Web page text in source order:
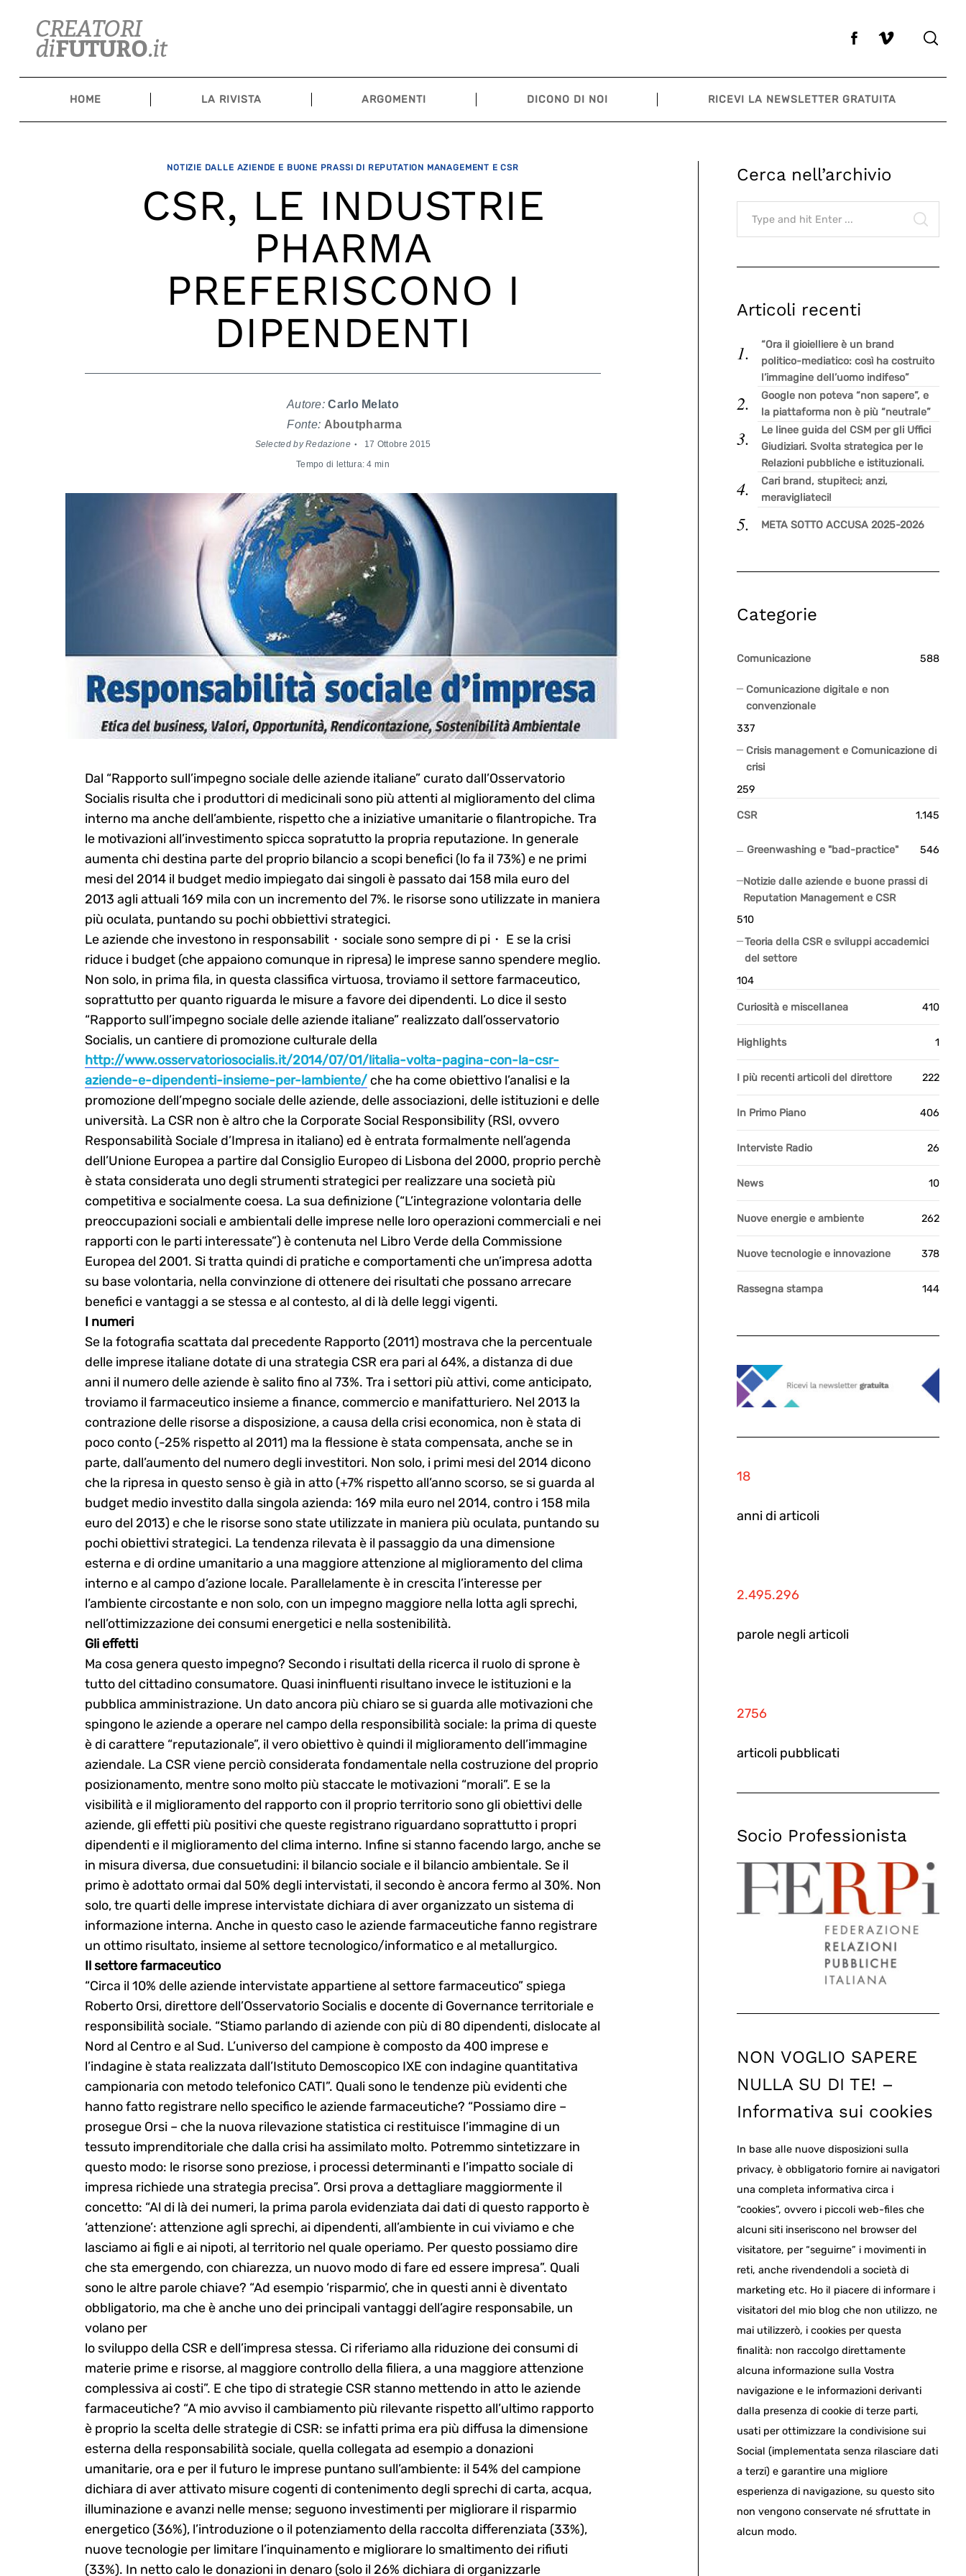
content
HOME LA RIVISTA ARGOMENTI DICONO DI NOI RICEVI LA NEWSLETTER GRATUITA
NOTIZIE DALLE AZIENDE E BUONE PRASSI DI REPUTATION MANAGEMENT E CSR
CSR, LE INDUSTRIE
PHARMA
PREFERISCONO I
DIPENDENTI
Autore: Carlo Melato
Fonte: Aboutpharma
Selected by Redazione 17 Ottobre 2015
Tempo di lettura: 4 min
Dal “Rapporto sull’impegno sociale delle aziende italiane” curato dall’Osservatorio
Socialis risulta che i produttori di medicinali sono più attenti al miglioramento del clima
interno ma anche dell’ambiente, rispetto che a iniziative umanitarie o filantropiche. Tra
le motivazioni all’investimento spicca sopratutto la propria reputazione. In generale
aumenta chi destina parte del proprio bilancio a scopi benefici (lo fa il 73%) e ne primi
mesi del 2014 il budget medio impiegato dai singoli è passato dai 158 mila euro del
2013 agli attuali 169 mila con un incremento del 7%. le risorse sono utilizzate in maniera
più oculata, puntando su pochi obbiettivi strategici.
Le aziende che investono in responsabilit・sociale sono sempre di pi・ E se la crisi
riduce i budget (che appaiono comunque in ripresa) le imprese sanno spendere meglio.
Non solo, in prima fila, in questa classifica virtuosa, troviamo il settore farmaceutico,
soprattutto per quanto riguarda le misure a favore dei dipendenti. Lo dice il sesto
“Rapporto sull’impegno sociale delle aziende italiane” realizzato dall’osservatorio
Socialis, un cantiere di promozione culturale della
http://www.osservatoriosocialis.it/2014/07/01/litalia-volta-pagina-con-la-csr-
aziende-e-dipendenti-insieme-per-lambiente/che ha come obiettivo l’analisi e la
promozione dell’mpegno sociale delle aziende, delle associazioni, delle istituzioni e delle
università. La CSR non è altro che la Corporate Social Responsibility (RSI, ovvero
Responsabilità Sociale d’Impresa in italiano) ed è entrata formalmente nell’agenda
dell’Unione Europea a partire dal Consiglio Europeo di Lisbona del 2000, proprio perchè
è stata considerata uno degli strumenti strategici per realizzare una società più
competitiva e socialmente coesa. La sua definizione (“L’integrazione volontaria delle
preoccupazioni sociali e ambientali delle imprese nelle loro operazioni commerciali e nei
rapporti con le parti interessate”) è contenuta nel Libro Verde della Commissione
Europea del 2001. Si tratta quindi di pratiche e comportamenti che un’impresa adotta
su base volontaria, nella convinzione di ottenere dei risultati che possano arrecare
benefici e vantaggi a se stessa e al contesto, al di là delle leggi vigenti.
I numeri
Se la fotografia scattata dal precedente Rapporto (2011) mostrava che la percentuale
delle imprese italiane dotate di una strategia CSR era pari al 64%, a distanza di due
anni il numero delle aziende è salito fino al 73%. Tra i settori più attivi, come anticipato,
troviamo il farmaceutico insieme a finance, commercio e manifatturiero. Nel 2013 la
contrazione delle risorse a disposizione, a causa della crisi economica, non è stata di
poco conto (-25% rispetto al 2011) ma la flessione è stata compensata, anche se in
parte, dall’aumento del numero degli investitori. Non solo, i primi mesi del 2014 dicono
che la ripresa in questo senso è già in atto (+7% rispetto all’anno scorso, se si guarda al
budget medio investito dalla singola azienda: 169 mila euro nel 2014, contro i 158 mila
euro del 2013) e che le risorse sono state utilizzate in maniera più oculata, puntando su
pochi obiettivi strategici. La tendenza rilevata è il passaggio da una dimensione
esterna e di ordine umanitario a una maggiore attenzione al miglioramento del clima
interno e al campo d’azione locale. Parallelamente è in crescita l’interesse per
l’ambiente circostante e non solo, con un impegno maggiore nella lotta agli sprechi,
nell’ottimizzazione dei consumi energetici e nella sostenibilità.
Gli effetti
Ma cosa genera questo impegno? Secondo i risultati della ricerca il ruolo di sprone è
tutto del cittadino consumatore. Quasi ininfluenti risultano invece le istituzioni e la
pubblica amministrazione. Un dato ancora più chiaro se si guarda alle motivazioni che
spingono le aziende a operare nel campo della responsibilità sociale: la prima di queste
è di carattere “reputazionale”, il vero obiettivo è quindi il miglioramento dell’immagine
aziendale. La CSR viene perciò considerata fondamentale nella costruzione del proprio
posizionamento, mentre sono molto più staccate le motivazioni “morali”. E se la
visibilità e il miglioramento del rapporto con il proprio territorio sono gli obiettivi delle
aziende, gli effetti più positivi che queste registrano riguardano soprattutto i propri
dipendenti e il miglioramento del clima interno. Infine si stanno facendo largo, anche se
in misura diversa, due consuetudini: il bilancio sociale e il bilancio ambientale. Se il
primo è adottato ormai dal 50% degli intervistati, il secondo è ancora fermo al 30%. Non
solo, tre quarti delle imprese intervistate dichiara di aver organizzato un sistema di
informazione interna. Anche in questo caso le aziende farmaceutiche fanno registrare
un ottimo risultato, insieme al settore tecnologico/informatico e al metallurgico.
Il settore farmaceutico
“Circa il 10% delle aziende intervistate appartiene al settore farmaceutico” spiega
Roberto Orsi, direttore dell’Osservatorio Socialis e docente di Governance territoriale e
responsibilità sociale. “Stiamo parlando di aziende con più di 80 dipendenti, dislocate al
Nord al Centro e al Sud. L’universo del campione è composto da 400 imprese e
l’indagine è stata realizzata dall’Istituto Demoscopico IXE con indagine quantitativa
campionaria con metodo telefonico CATI”. Quali sono le tendenze più evidenti che
hanno fatto registrare nello specifico le aziende farmaceutiche? “Possiamo dire –
prosegue Orsi – che la nuova rilevazione statistica ci restituisce l’immagine di un
tessuto imprenditoriale che dalla crisi ha assimilato molto. Potremmo sintetizzare in
questo modo: le risorse sono preziose, i processi determinanti e l’impatto sociale di
impresa richiede una strategia precisa”. Orsi prova a dettagliare maggiormente il
concetto: “Al di là dei numeri, la prima parola evidenziata dai dati di questo rapporto è
‘attenzione’: attenzione agli sprechi, ai dipendenti, all’ambiente in cui viviamo e che
lasciamo ai figli e ai nipoti, al territorio nel quale operiamo. Per questo possiamo dire
che sta emergendo, con chiarezza, un nuovo modo di fare ed essere impresa”. Quali
sono le altre parole chiave? “Ad esempio ‘risparmio’, che in questi anni è diventato
obbligatorio, ma che è anche uno dei principali vantaggi dell’agire responsabile, un
volano per
lo sviluppo della CSR e dell’impresa stessa. Ci riferiamo alla riduzione dei consumi di
materie prime e risorse, al maggiore controllo della filiera, a una maggiore attenzione
complessiva ai costi”. E che tipo di strategie CSR stanno mettendo in atto le aziende
farmaceutiche? “A mio avviso il cambiamento più rilevante rispetto all’ultimo rapporto
è proprio la scelta delle strategie di CSR: se infatti prima era più diffusa la dimensione
esterna della responsabilità sociale, quella collegata ad esempio a donazioni
umanitarie, ora e per il futuro le imprese puntano sull’ambiente: il 54% del campione
dichiara di aver attivato misure cogenti di contenimento degli sprechi di carta, acqua,
illuminazione e avanzi nelle mense; seguono investimenti per migliorare il risparmio
energetico (36%), l’introduzione o il potenziamento della raccolta differenziata (33%),
nuove tecnologie per limitare l’inquinamento e migliorare lo smaltimento dei rifiuti
(33%). In netto calo le donazioni in denaro (solo il 26% dichiara di organizzarle
Cerca nell’archivio
Search
for:
Articoli recenti
“Ora il gioielliere è un brand
politico-mediatico: così ha costruito
l’immagine dell’uomo indifeso”
Google non poteva “non sapere”, e
la piattaforma non è più “neutrale”
Le linee guida del CSM per gli Uffici
Giudiziari. Svolta strategica per le
Relazioni pubbliche e istituzionali.
Cari brand, stupiteci; anzi,
meravigliateci!
META SOTTO ACCUSA 2025-2026
Categorie
Comunicazione 588
Comunicazione digitale e non
convenzionale
337
Crisis management e Comunicazione di
crisi
259
CSR 1.145
Greenwashing e "bad-practice" 546
Notizie dalle aziende e buone prassi di
Reputation Management e CSR
510
Teoria della CSR e sviluppi accademici
del settore
104
Curiosità e miscellanea 410
Highlights 1
I più recenti articoli del direttore 222
In Primo Piano 406
Interviste Radio 26
News 10
Nuove energie e ambiente 262
Nuove tecnologie e innovazione 378
Rassegna stampa 144
18
anni di articoli
2.495.296
parole negli articoli
2756
articoli pubblicati
Socio Professionista
NON VOGLIO SAPERE
NULLA SU DI TE! –
Informativa sui cookies
In base alle nuove disposizioni sulla
privacy, è obbligatorio fornire ai navigatori
una completa informativa circa i
“cookies”, ovvero i piccoli web-files che
alcuni siti inseriscono nel browser del
visitatore, per “seguirne” i movimenti in
reti, anche rivendendoli a società di
marketing etc. Ho il piacere di informare i
visitatori del mio blog che non utilizzo, ne
mai utilizzerò, i cookies per questa
finalità: non raccolgo direttamente
alcuna informazione sulla Vostra
navigazione e le informazioni derivanti
dalla presenza di cookie di terze parti,
usati per ottimizzare la condivisione sui
Social (implementata senza rilasciare dati
a terzi) e garantire una migliore
esperienza di navigazione, su questo sito
non vengono conservate né sfruttate in
alcun modo.
Search
for: